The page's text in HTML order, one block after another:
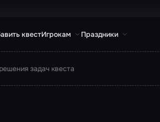
квестИгрокам Праздники
задач квеста